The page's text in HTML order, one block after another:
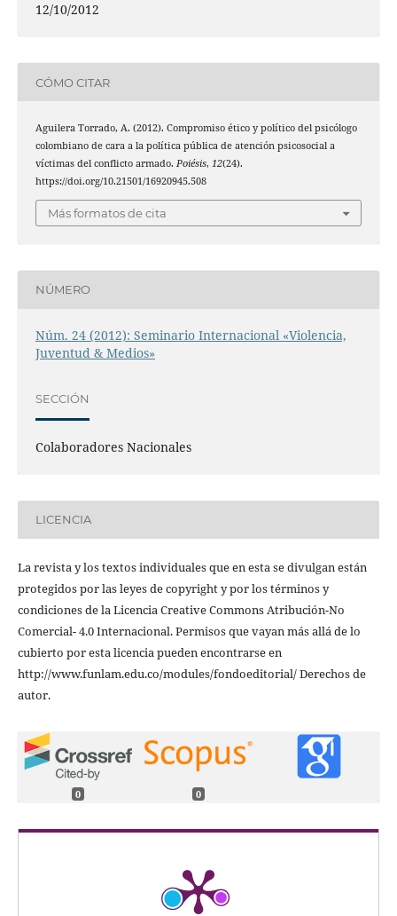
12/10/2012
CÓMO CITAR
Aguilera Torrado, A. (2012). Compromiso ético y político del psicólogo
colombiano de cara a la política pública de atención psicosocial a
víctimas del conflicto armado. Poiésis, 12(24).
https://doi.org/10.21501/16920945.508
Más formatos de cita
NÚMERO
Núm. 24 (2012): Seminario Internacional «Violencia,
Juventud & Medios»
SECCIÓN
Colaboradores Nacionales
LICENCIA
La revista y los textos individuales que en esta se divulgan están
protegidos por las leyes de copyright y por los términos y
condiciones de la Licencia Creative Commons Atribución-No
Comercial- 4.0 Internacional. Permisos que vayan más allá de lo
cubierto por esta licencia pueden encontrarse en
http://www.funlam.edu.co/modules/fondoeditorial/ Derechos de
autor.
0 0